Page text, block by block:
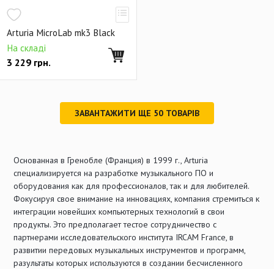
Arturia MicroLab mk3 Black
На складі
3 229 грн.
ЗАВАНТАЖИТИ ЩЕ 50 ТОВАРІВ
Основанная в Гренобле (Франция) в 1999 г., Arturia
специализируется на разработке музыкального ПО и
оборудования как для профессионалов, так и для любителей.
Фокусируя свое внимание на инновациях, компания стремиться к
интеграции новейших компьютерных технологий в свои
продукты. Это предполагает тестое сотрудничество с
партнерами исследовательского института IRCAM France, в
развитии передовых музыкальных инструментов и программ,
разультаты которых используются в создании бесчисленного